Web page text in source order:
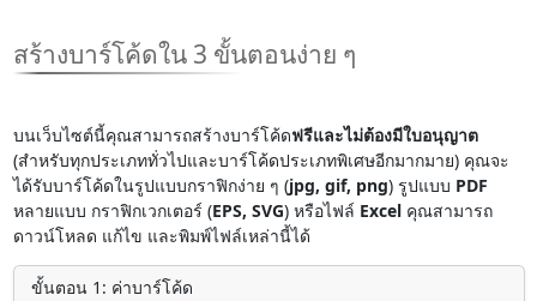
สร้างบาร์โค้ดใน 3 ขั้นตอนง่าย ๆ
บนเว็บไซต์นี้คุณสามารถสร้างบาร์โค้ดฟรีและไม่ต้องมีใบอนุญาต
(สำหรับทุกประเภททั่วไปและบาร์โค้ดประเภทพิเศษอีกมากมาย) คุณจะ
ได้รับบาร์โค้ดในรูปแบบกราฟิกง่าย ๆ (jpg, gif, png) รูปแบบ PDF
หลายแบบ กราฟิกเวกเตอร์ (EPS, SVG) หรือไฟล์ Excelคุณสามารถ
ดาวน์โหลด แก้ไข และพิมพ์ไฟล์เหล่านี้ได้
ขั้นตอน 1: ค่าบาร์โค้ด